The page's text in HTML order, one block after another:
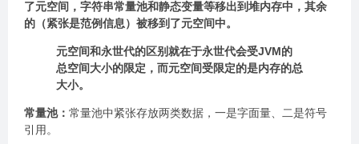
了元空间，字符串常量池和静态变量等移出到堆内存中，其余
的（紧张是范例信息）被移到了元空间中。
元空间和永世代的区别就在于永世代会受JVM的
总空间大小的限定，而元空间受限定的是内存的总
大小。
常量池： 常量池中紧张存放两类数据，一是字面量、二是符号
引用。